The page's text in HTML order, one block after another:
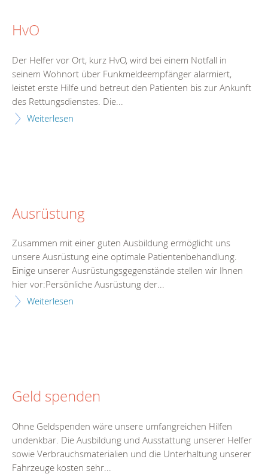
HvO
Der Helfer vor Ort, kurz HvO, wird bei einem Notfall in
seinem Wohnort über Funkmeldeempfänger alarmiert,
leistet erste Hilfe und betreut den Patienten bis zur Ankunft
des Rettungsdienstes. Die...
Weiterlesen
Ausrüstung
Zusammen mit einer guten Ausbildung ermöglicht uns
unsere Ausrüstung eine optimale Patientenbehandlung.
Einige unserer Ausrüstungsgegenstände stellen wir Ihnen
hier vor:Persönliche Ausrüstung der...
Weiterlesen
Geld spenden
Ohne Geldspenden wäre unsere umfangreichen Hilfen
undenkbar. Die Ausbildung und Ausstattung unserer Helfer
sowie Verbrauchsmaterialien und die Unterhaltung unserer
Fahrzeuge kosten sehr...